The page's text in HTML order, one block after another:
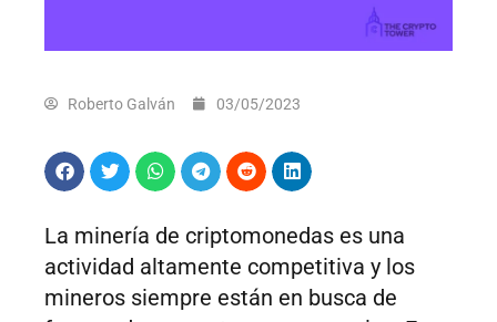
Roberto Galván 03/05/2023
La minería de criptomonedas es una
actividad altamente competitiva y los
mineros siempre están en busca de